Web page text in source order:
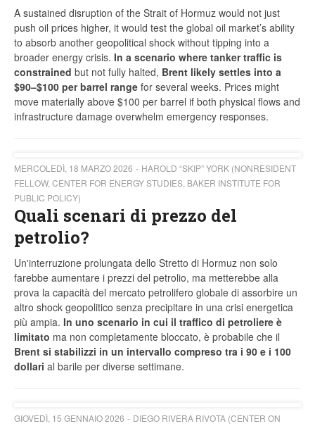
A sustained disruption of the Strait of Hormuz would not just
push oil prices higher, it would test the global oil market’s ability
to absorb another geopolitical shock without tipping into a
broader energy crisis. In a scenario where tanker traffic is
constrained but not fully halted, Brent likely settles into a
$90–$100 per barrel range for several weeks. Prices might
move materially above $100 per barrel if both physical flows and
infrastructure damage overwhelm emergency responses.
MERCOLEDÌ, 18 MARZO 2026
HAROLD “SKIP” YORK (NONRESIDENT
FELLOW, CENTER FOR ENERGY STUDIES, BAKER INSTITUTE FOR
PUBLIC POLICY)
Quali scenari di prezzo del
petrolio?
Un'interruzione prolungata dello Stretto di Hormuz non solo
farebbe aumentare i prezzi del petrolio, ma metterebbe alla
prova la capacità del mercato petrolifero globale di assorbire un
altro shock geopolitico senza precipitare in una crisi energetica
più ampia. In uno scenario in cui il traffico di petroliere è
limitato ma non completamente bloccato, è probabile che il
Brent si stabilizzi in un intervallo compreso tra i 90 e i 100
dollari al barile per diverse settimane.
GIOVEDÌ, 15 GENNAIO 2026
DIEGO RIVERA RIVOTA (CENTER ON